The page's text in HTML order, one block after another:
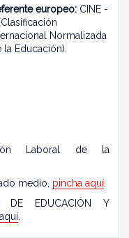
europeo: CINE -
Normalizada
la Educación).
Laboral de la
medio, pincha aquí
DE EDUCACIÓN Y